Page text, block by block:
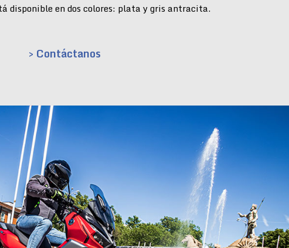
disponible en dos colores: plata y gris antracita.
> Contáctanos